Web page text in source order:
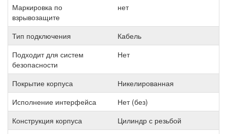
Маркировка по
взрывозащите
нет
Тип подключения
Кабель
Подходит для систем
безопасности
Нет
Покрытие корпуса
Никелированная
Исполнение интерфейса
Нет (без)
Конструкция корпуса
Цилиндр с резьбой